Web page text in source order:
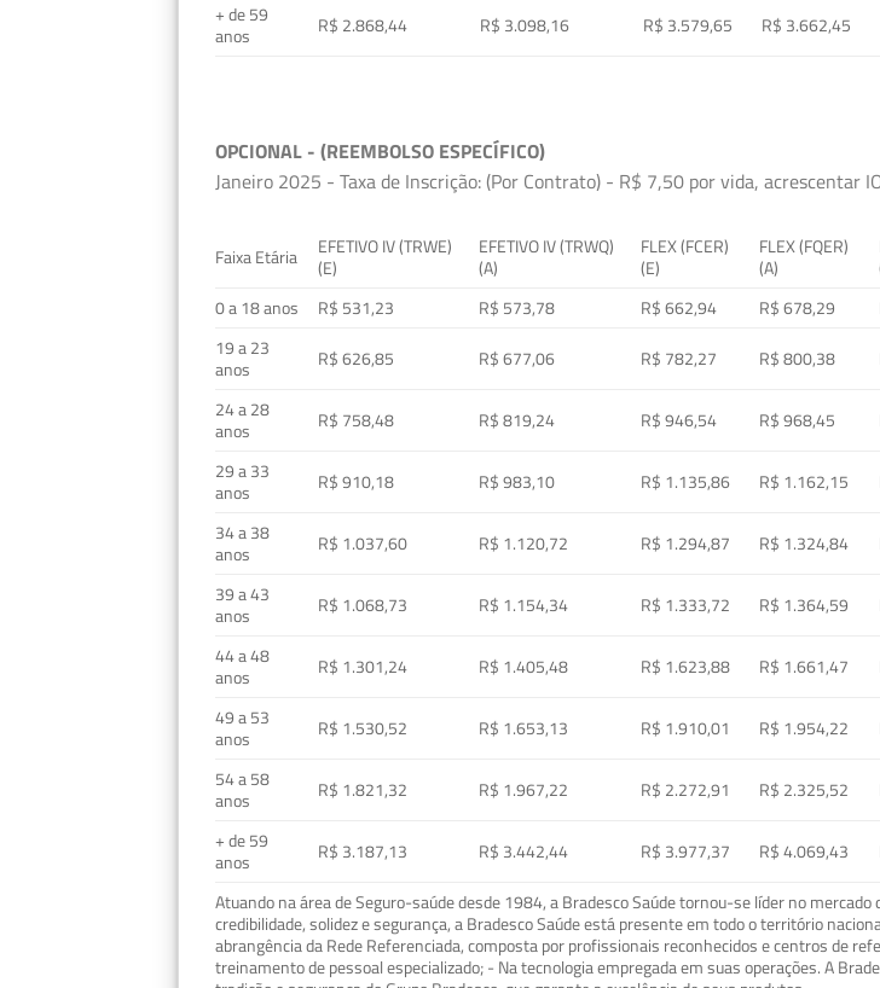
+ de 59
anos
R$ 2.868,44 R$ 3.098,16 R$ 3.579,65 R$ 3.662,45
OPCIONAL - (REEMBOLSO ESPECÍFICO)
Janeiro 2025 - Taxa de Inscrição: (Por Contrato) - R$ 7,50 por vida, acrescentar
Faixa Etária
EFETIVO IV (TRWE)
(E)
EFETIVO IV (TRWQ)
(A)
FLEX (FCER)
(E)
FLEX (FQER)
(A)
0 a 18 anos
R$ 531,23 R$ 573,78 R$ 662,94 R$ 678,29
19 a 23
anos
R$ 626,85 R$ 677,06 R$ 782,27 R$ 800,38
24 a 28
anos
R$ 758,48 R$ 819,24 R$ 946,54 R$ 968,45
29 a 33
anos
R$ 910,18 R$ 983,10 R$ 1.135,86 R$ 1.162,15
34 a 38
anos
R$ 1.037,60 R$ 1.120,72 R$ 1.294,87 R$ 1.324,84
39 a 43
anos
R$ 1.068,73 R$ 1.154,34 R$ 1.333,72 R$ 1.364,59
44 a 48
anos
R$ 1.301,24 R$ 1.405,48 R$ 1.623,88 R$ 1.661,47
49 a 53
anos
R$ 1.530,52 R$ 1.653,13 R$ 1.910,01 R$ 1.954,22
54 a 58
anos
R$ 1.821,32 R$ 1.967,22 R$ 2.272,91 R$ 2.325,52
+ de 59
anos
R$ 3.187,13 R$ 3.442,44 R$ 3.977,37 R$ 4.069,43
Atuando na área de Seguro-saúde desde 1984, a Bradesco Saúde tornou-se líder no
credibilidade, solidez e segurança, a Bradesco Saúde está presente em todo o território
abrangência da Rede Referenciada, composta por profissionais reconhecidos e centros de
treinamento de pessoal especializado; - Na tecnologia empregada em suas operações. A